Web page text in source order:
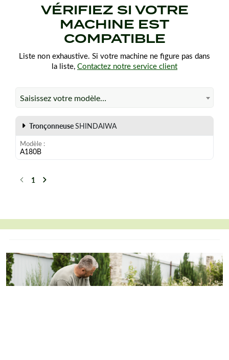
VÉRIFIEZ SI VOTRE
MACHINE EST
COMPATIBLE
Liste non exhaustive. Si votre machine ne figure pas dans
la liste, Contactez notre service client
Saisissez votre modèle…
TronçonneuseSHINDAIWA
Modèle
A180B
Précédent
1 Suivant